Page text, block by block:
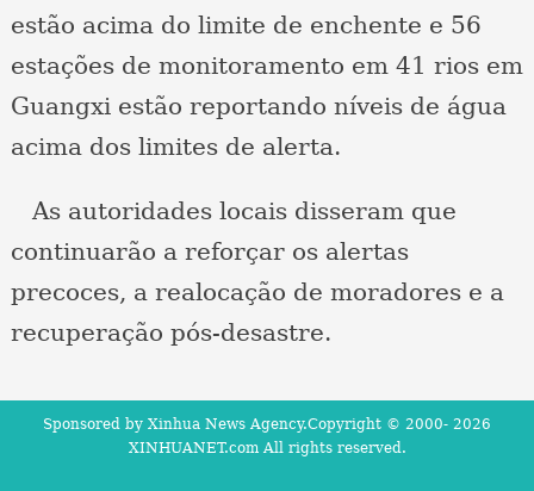
estão acima do limite de enchente e 56
estações de monitoramento em 41 rios em
Guangxi estão reportando níveis de água
acima dos limites de alerta.
As autoridades locais disseram que
continuarão a reforçar os alertas
precoces, a realocação de moradores e a
recuperação pós-desastre.
Sponsored by Xinhua News Agency.Copyright © 2000- 2026
XINHUANET.com All rights reserved.